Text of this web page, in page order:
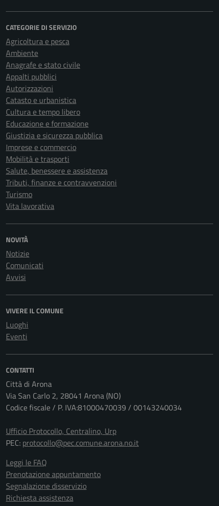
CATEGORIE DI SERVIZIO
Agricoltura e pesca
Ambiente
Anagrafe e stato civile
Appalti pubblici
Autorizzazioni
Catasto e urbanistica
Cultura e tempo libero
Educazione e formazione
Giustizia e sicurezza pubblica
Imprese e commercio
Mobilità e trasporti
Salute, benessere e assistenza
Tributi, finanze e contravvenzioni
Turismo
Vita lavorativa
NOVITÀ
Notizie
Comunicati
Avvisi
VIVERE IL COMUNE
Luoghi
Eventi
CONTATTI
Città di Arona
Via San Carlo 2, 28041 Arona (NO)
Codice fiscale / P. IVA:81000470039 / 00143240034
Ufficio Protocollo, Centralino, Urp
PEC: protocollo@pec.comune.arona.no.it
Leggi le FAQ
Prenotazione appuntamento
Segnalazione disservizio
Richiesta assistenza